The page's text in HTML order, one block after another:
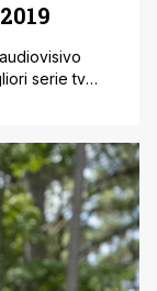
serie tv
è stata
di serie